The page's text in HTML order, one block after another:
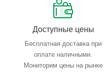
Доступные цены
Бесплатная доставка при
оплате наличными.
Мониторим цены на рынке